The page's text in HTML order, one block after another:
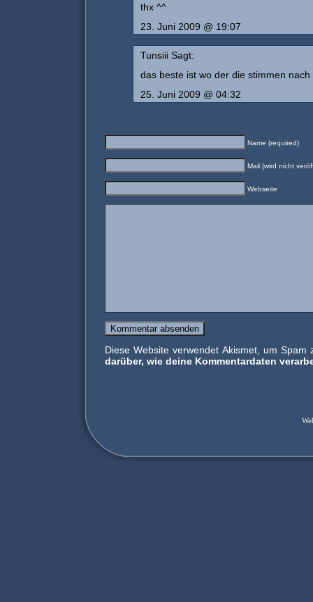
thx ^^
23. Juni 2009 @ 19:07
Tunsiii Sagt:
das beste ist wo der die stimmen
25. Juni 2009 @ 04:32
Name (required)
Mail (wird nicht
Webseite
Diese Website verwendet Akismet, um
darüber, wie deine Kommentardaten